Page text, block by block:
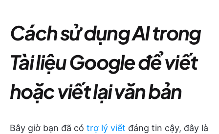
Cách sử dụng AI trong
Tài liệu Google để viết
hoặc viết lại văn bản
Bây giờ bạn đã có trợ lý viết đáng tin cậy, đây là